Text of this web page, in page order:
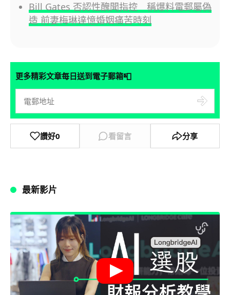
Bill Gates 否認性醜聞指控 稱爆料電郵屬偽
造 前妻梅琳達憶婚姻痛苦時刻
更多精彩文章每日送到電子郵箱📮
讚好0 看留言 分享
最新影片